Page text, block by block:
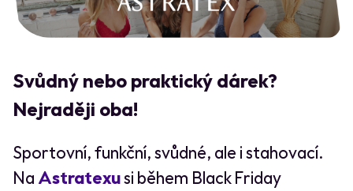
Svůdný nebo praktický dárek?
Nejraději oba!
Sportovní, funkční, svůdné, ale i stahovací.
Na Astratexusi během Black Friday